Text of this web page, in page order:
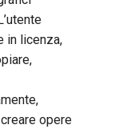
in licenza,
opere